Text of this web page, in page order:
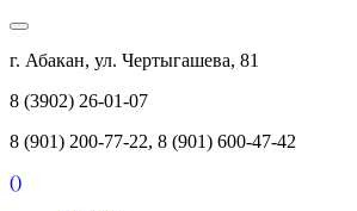
г. Абакан, ул. Чертыгашева, 81
8 (3902) 26-01-07
8 (901) 200-77-22, 8 (901) 600-47-42
()